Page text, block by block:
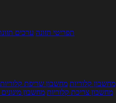
תפריטי תזונה ערכים
מחשבון קלוריות מחשבון שריפת קלוריות
מחשבון צריכת קלוריות מחשבון